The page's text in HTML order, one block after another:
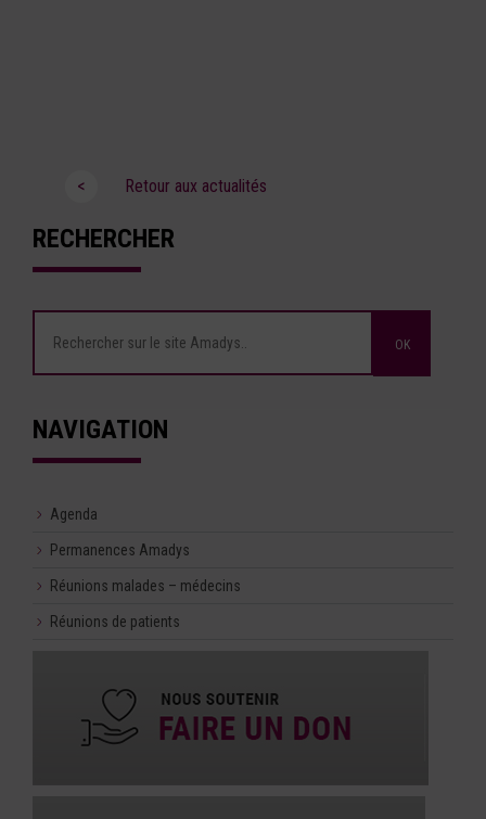
< Retour aux actualités
RECHERCHER
NAVIGATION
Agenda
Permanences Amadys
Réunions malades – médecins
Réunions de patients